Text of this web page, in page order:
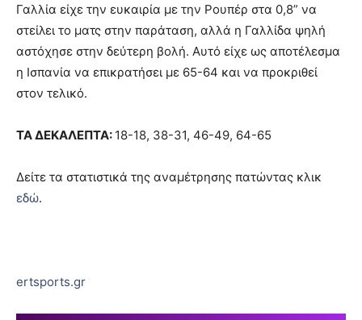
Γαλλία είχε την ευκαιρία με την Ρουπέρ στα 0,8” να
στείλει το ματς στην παράταση, αλλά η Γαλλίδα ψηλή
αστόχησε στην δεύτερη βολή. Αυτό είχε ως αποτέλεσμα
η Ισπανία να επικρατήσει με 65-64 και να προκριθεί
στον τελικό.
ΤΑ ΔΕΚΑΛΕΠΤΑ: 18-18, 38-31, 46-49, 64-65
Δείτε τα στατιστικά της αναμέτρησης πατώντας κλικ
εδώ.
ertsports.gr